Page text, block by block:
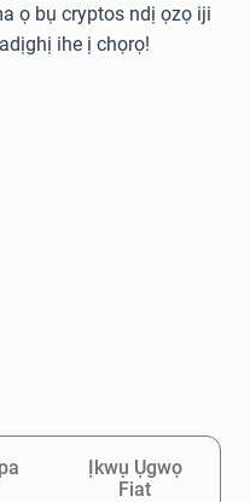
ọ bụ cryptos ndị ọzọ iji
ihe ị chọrọ!
Ịkwụ Ụgwọ
Fiat